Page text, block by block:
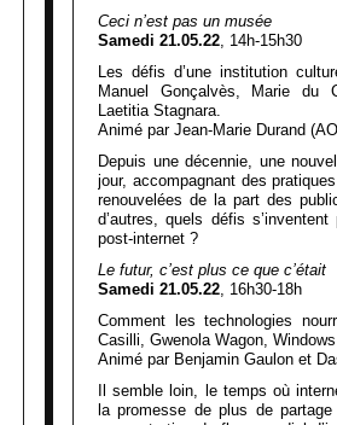
Sabrina Ratté. Une réflexion sur
Ceci n’est pas un musée
Samedi 21.05.22, 14h-15h30
Les défis d’une institution
Manuel Gonçalvès, Marie du
Laetitia Stagnara.
Animé par Jean-Marie Durand
Depuis une décennie, une
jour, accompagnant des
renouvelées de la part des
d’autres, quels défis
post-internet ?
Le futur, c’est plus ce que c’était
Samedi 21.05.22, 16h30-18h
Comment les technologies
Casilli, Gwenola Wagon,
Animé par Benjamin Gaulon et
Il semble loin, le temps où
la promesse de plus de